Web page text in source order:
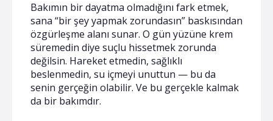
Bakımın bir dayatma olmadığını fark etmek,
sana “bir şey yapmak zorundasın” baskısından
özgürleşme alanı sunar. O gün yüzüne krem
süremedin diye suçlu hissetmek zorunda
değilsin. Hareket etmedin, sağlıklı
beslenmedin, su içmeyi unuttun — bu da
senin gerçeğin olabilir. Ve bu gerçekle kalmak
da bir bakımdır.